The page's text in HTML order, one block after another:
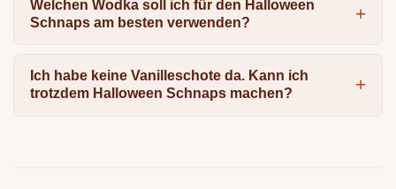
Welchen Wodka soll ich für den Halloween
Schnaps am besten verwenden?
Ich habe keine Vanilleschote da. Kann ich
trotzdem Halloween Schnaps machen?